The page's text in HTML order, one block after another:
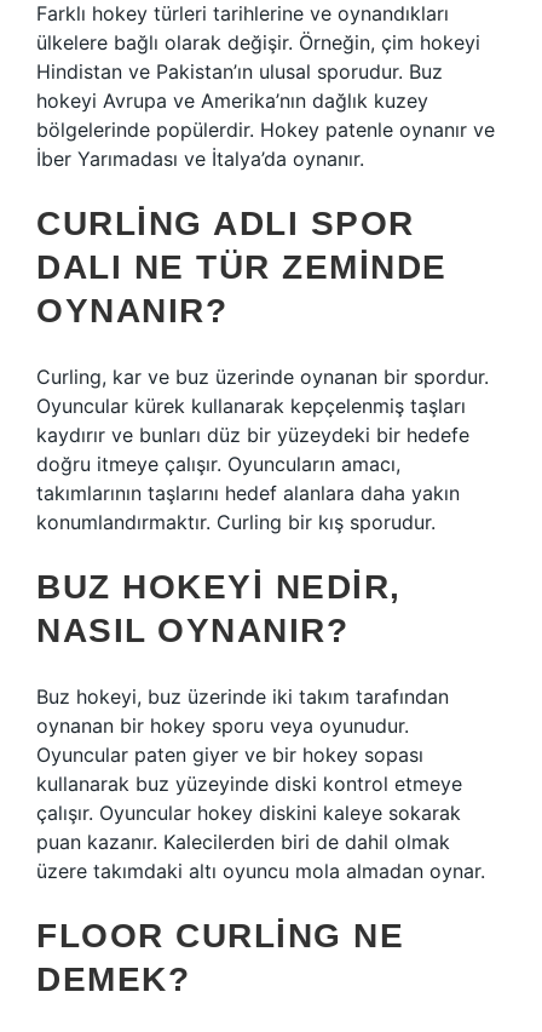
Farklı hokey türleri tarihlerine ve oynandıkları
ülkelere bağlı olarak değişir. Örneğin, çim hokeyi
Hindistan ve Pakistan’ın ulusal sporudur. Buz
hokeyi Avrupa ve Amerika’nın dağlık kuzey
bölgelerinde popülerdir. Hokey patenle oynanır ve
İber Yarımadası ve İtalya’da oynanır.
CURLING ADLI SPOR
DALI NE TÜR ZEMINDE
OYNANIR?
Curling, kar ve buz üzerinde oynanan bir spordur.
Oyuncular kürek kullanarak kepçelenmiş taşları
kaydırır ve bunları düz bir yüzeydeki bir hedefe
doğru itmeye çalışır. Oyuncuların amacı,
takımlarının taşlarını hedef alanlara daha yakın
konumlandırmaktır. Curling bir kış sporudur.
BUZ HOKEYI NEDIR,
NASIL OYNANIR?
Buz hokeyi, buz üzerinde iki takım tarafından
oynanan bir hokey sporu veya oyunudur.
Oyuncular paten giyer ve bir hokey sopası
kullanarak buz yüzeyinde diski kontrol etmeye
çalışır. Oyuncular hokey diskini kaleye sokarak
puan kazanır. Kalecilerden biri de dahil olmak
üzere takımdaki altı oyuncu mola almadan oynar.
FLOOR CURLING NE
DEMEK?